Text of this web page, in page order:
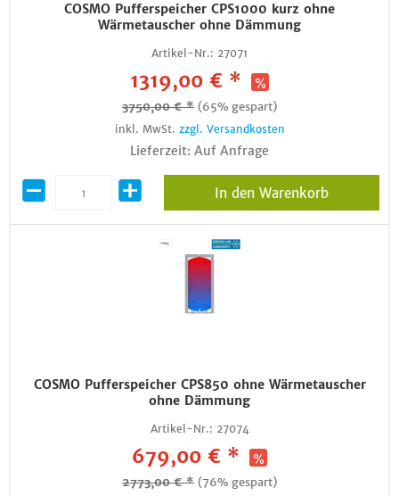
COSMO Pufferspeicher CPS1000 kurz ohne
Wärmetauscher ohne Dämmung
Artikel-Nr.: 27071
1319,00 € *
3750,00 € * (65% gespart)
inkl. MwSt. zzgl. Versandkosten
Lieferzeit: Auf Anfrage
In den Warenkorb
COSMO Pufferspeicher CPS850 ohne Wärmetauscher
ohne Dämmung
Artikel-Nr.: 27074
679,00 € *
2773,00 € * (76% gespart)